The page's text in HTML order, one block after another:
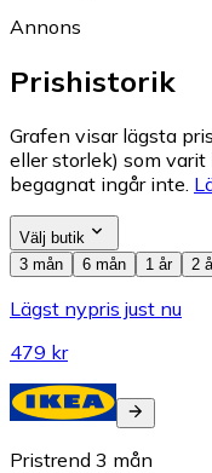
Annons
Prishistorik
Grafen visar lägsta
eller storlek) som
begagnat ingår inte.
Välj butik
3 mån
6 mån 1 år 2
Lägst nypris just nu
479 kr
Pristrend 3 mån